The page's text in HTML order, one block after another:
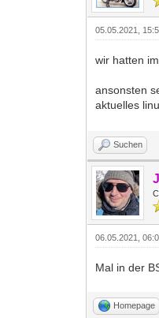
05.05.2021,
wir hatten
ansonsten
aktuelles
Suchen
06.05.2021,
Mal in der
Homepage